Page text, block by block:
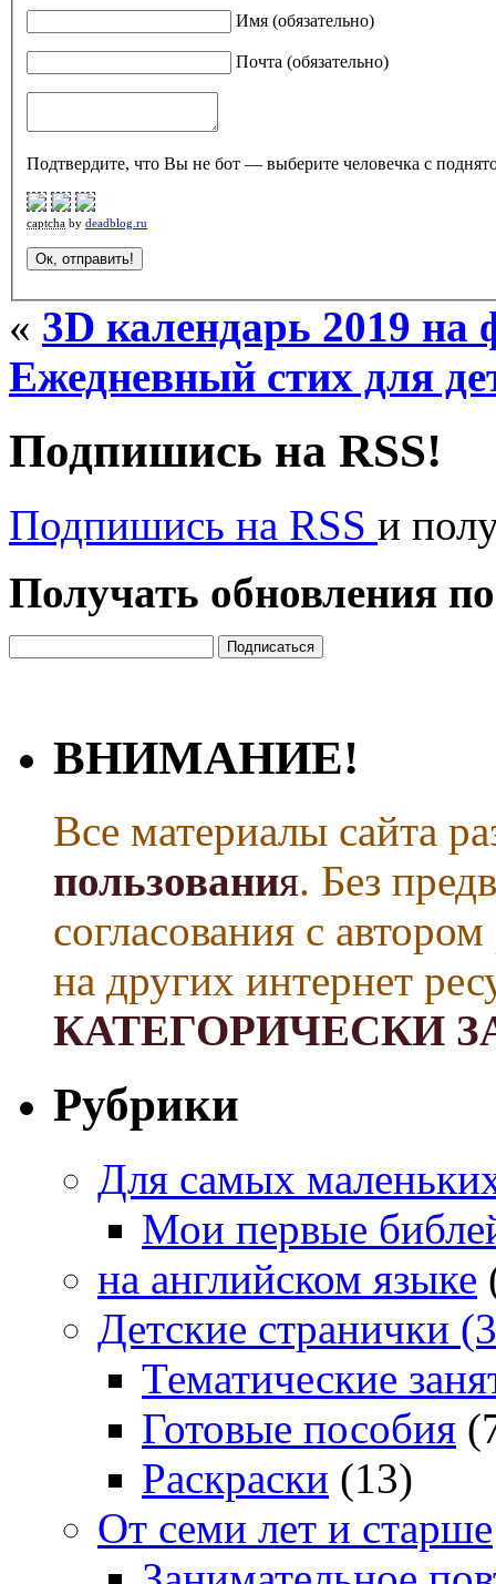
Имя (обязательно)
Почта (обязательно)
Подтвердите, что Вы не бот — выберите человечка с
captcha by deadblog.ru
« 3D календарь 2019 на
Ежедневный стих для
Подпишись на RSS!
Подпишись на RSS и
Получать обновления
ВНИМАНИЕ!
Все материалы сайта
пользования. Без
согласования с
на других интернет
КАТЕГОРИЧЕСКИ
Рубрики
Для самых
Мои первые
на английском языке
Детские странички
Тематические
Готовые пособия
Раскраски (13)
От семи лет и старше